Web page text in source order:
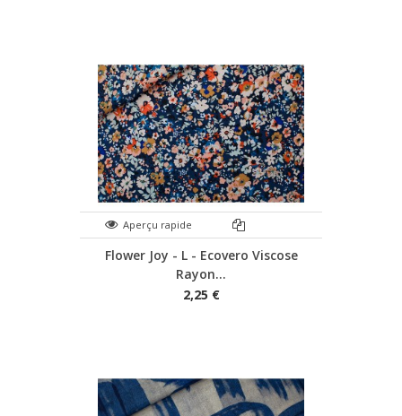
Aperçu rapide
Flower Joy - L - Ecovero Viscose
Rayon...
2,25 €